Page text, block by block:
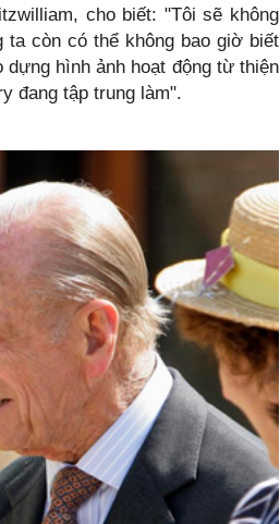
cho biết: "Tôi sẽ không
còn có thể không bao giờ biết
hình ảnh hoạt động từ thiện
đang tập trung làm".